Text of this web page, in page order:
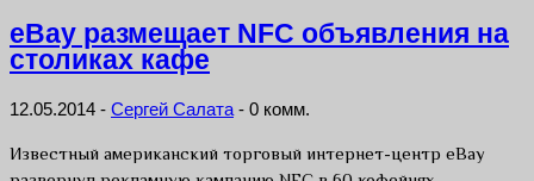
eBay размещает NFC объявления на
столиках кафе
12.05.2014 - Сергей Салата - 0 комм.
Известный американский торговый интернет-центр eBay